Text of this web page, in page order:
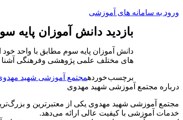
ورود به سامانه های آموزشی
بازدید دانش آموزان پایه
دانش آموزان پایه سوم مطابق با واحد خود
های مختلف علمی پژوهشی وفرهنگی آشنا
برچسب خوردهمجتمع آموزشی شهید
درباره مجتمع آموزشی شهید مهدوی
مجتمع آموزشی شهید مهدوی یکی از معتبرترین و
خدمات آموزشی با کیفیت عالی ارائه می‌دهد.